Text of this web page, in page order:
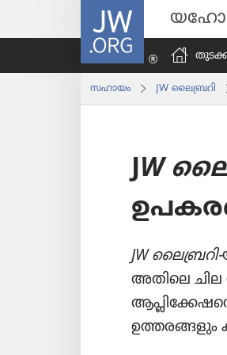
JW.ORG
സഹായം JW ലൈ​ബ്ര​റി
JW
JW ലൈ​ബ്ര​റി-
അതിലെ
ഉത്തരങ്ങളും